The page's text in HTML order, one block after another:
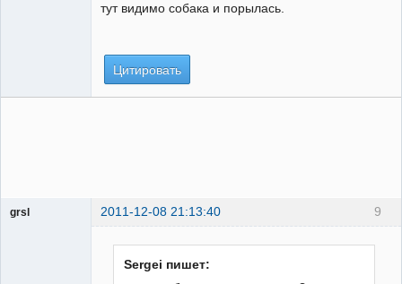
тут видимо собака и порылась.
Цитировать
9
grsl 2011-12-08 21:13:40
Sergei пишет: